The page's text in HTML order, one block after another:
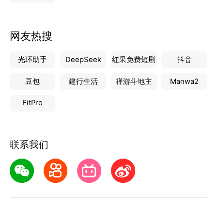
网友热搜
光环助手 DeepSeek 红果免费短剧 抖音
豆包 建行生活 禅游斗地主 Manwa2
FitPro
联系我们